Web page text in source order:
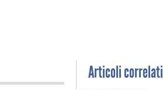
Articoli correlati